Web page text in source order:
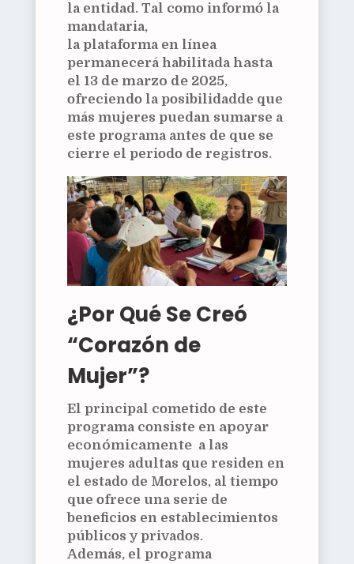
la entidad. Tal como informó la
mandataria,
la plataforma en línea
permanecerá habilitada hasta
el 13 de marzo de 2025,
ofreciendo la posibilidadde que
más mujeres puedan sumarse a
este programa antes de que se
cierre el periodo de registros.
¿Por Qué Se Creó
“Corazón de
Mujer”?
El principal cometido de este
programa consiste en apoyar
económicamente a las
mujeres adultas que residen en
el estado de Morelos, al tiempo
que ofrece una serie de
beneficios en establecimientos
públicos y privados.
Además, el programa